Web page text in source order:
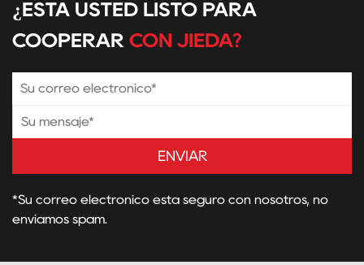
¿ESTÁ USTED LISTO PARA
COOPERAR CON JIEDA?
ENVIAR
*Su correo electrónico está seguro con nosotros, no
enviamos spam.